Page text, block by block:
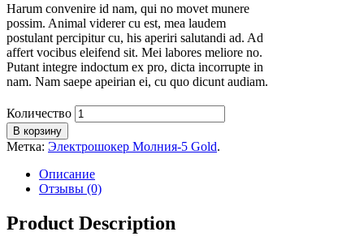
Harum convenire id nam, qui no movet munere
possim. Animal viderer cu est, mea laudem
postulant percipitur cu, his aperiri salutandi ad. Ad
affert vocibus eleifend sit. Mei labores meliore no.
Putant integre indoctum ex pro, dicta incorrupte in
nam. Nam saepe apeirian ei, cu quo dicunt audiam.
Количество
В корзину
Метка: Электрошокер Молния-5 Gold.
Описание
Отзывы (0)
Product Description